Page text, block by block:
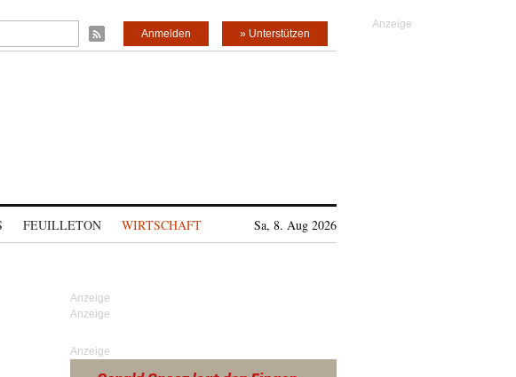
» Unterstützen
Anmelden
FEUILLETON WIRTSCHAFT Sa, 8. Aug 2026
Anzeige